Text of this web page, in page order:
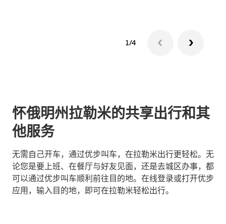
1/4
怀俄明州拉勒米的共享出行和其
他服务
无需自己开车，通过优步叫车，在拉勒米出行更轻松。无
论您是要上班、在餐厅与好友见面，还是去城区办事，都
可以通过优步叫车顺利前往目的地。在线登录或打开优步
应用，输入目的地，即可在拉勒米轻松出行。